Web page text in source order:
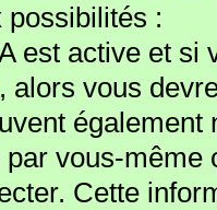
:
est active et
alors vous
vous-
Cette